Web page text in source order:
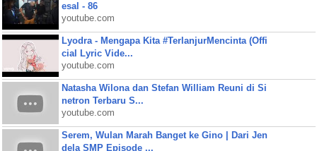
esal - 86
youtube.com
Lyodra - Mengapa Kita #TerlanjurMencinta (Offi
cial Lyric Vide...
youtube.com
Natasha Wilona dan Stefan William Reuni di Si
netron Terbaru S...
youtube.com
Serem, Wulan Marah Banget ke Gino | Dari Jen
dela SMP Episode ...